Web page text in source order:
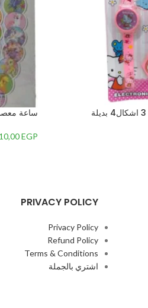
ساعة معصم
EGP
PRIVACY POLICY
Privacy Policy
Refund Policy
Terms & Conditions
اشتري بالجملة